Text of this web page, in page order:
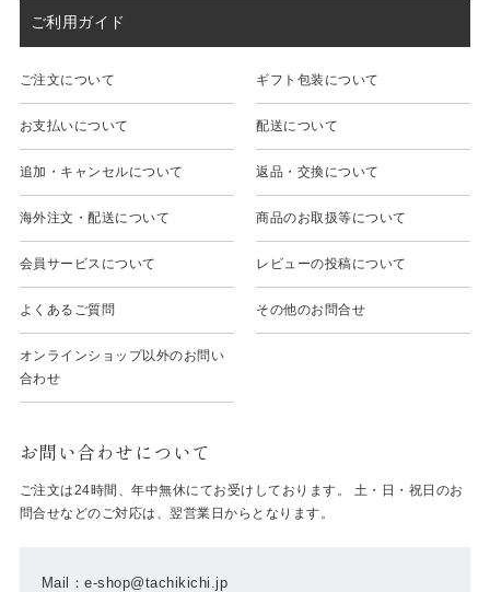
ご利用ガイド
ご注文について ギフト包装について
お支払いについて 配送について
追加・キャンセルについて 返品・交換について
海外注文・配送について 商品のお取扱等について
会員サービスについて レビューの投稿について
よくあるご質問 その他のお問合せ
オンラインショップ以外のお問い
合わせ
お問い合わせについて
Mail：e-shop@tachikichi.jp
ご注文は24時間、年中無休にてお受けしております。 土・日・祝日のお
問合せなどのご対応は、翌営業日からとなります。